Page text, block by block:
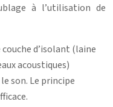
à l’utilisation de
d’isolant (laine
acoustiques)
son. Le principe